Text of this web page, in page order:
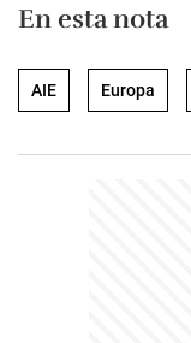
En esta nota
AIE Europa